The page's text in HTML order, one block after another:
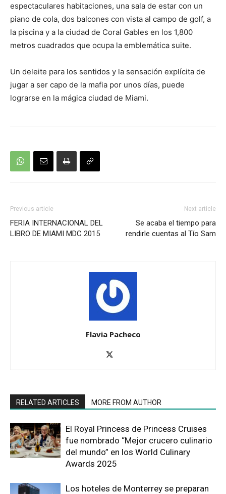
espectaculares habitaciones, una sala de estar con un
piano de cola, dos balcones con vista al campo de golf, a
la piscina y a la ciudad de Coral Gables en los 1,800
metros cuadrados que ocupa la emblemática suite.
Un deleite para los sentidos y la sensación explícita de
jugar a ser capo de la mafia por unos días, puede
lograrse en la mágica ciudad de Miami.
Previous article
FERIA INTERNACIONAL DEL
LIBRO DE MIAMI MDC 2015
Next article
Se acaba el tiempo para
rendirle cuentas al Tío Sam
Flavia Pacheco
RELATED ARTICLES MORE FROM AUTHOR
El Royal Princess de Princess Cruises
fue nombrado “Mejor crucero culinario
del mundo” en los World Culinary
Awards 2025
Los hoteles de Monterrey se preparan